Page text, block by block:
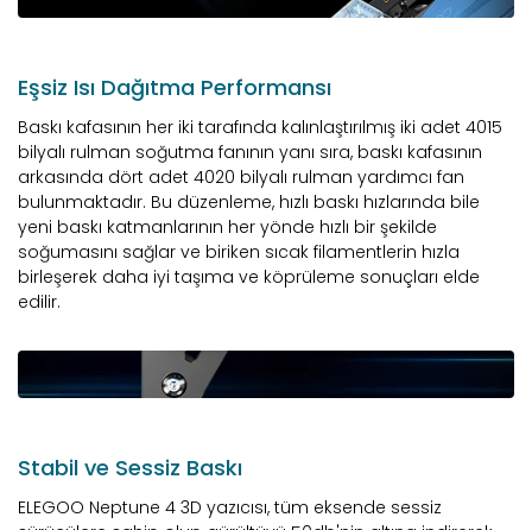
Eşsiz Isı Dağıtma Performansı
Baskı kafasının her iki tarafında kalınlaştırılmış iki adet 4015
bilyalı rulman soğutma fanının yanı sıra, baskı kafasının
arkasında dört adet 4020 bilyalı rulman yardımcı fan
bulunmaktadır. Bu düzenleme, hızlı baskı hızlarında bile
yeni baskı katmanlarının her yönde hızlı bir şekilde
soğumasını sağlar ve biriken sıcak filamentlerin hızla
birleşerek daha iyi taşıma ve köprüleme sonuçları elde
edilir.
Stabil ve Sessiz Baskı
ELEGOO Neptune 4 3D yazıcısı, tüm eksende sessiz